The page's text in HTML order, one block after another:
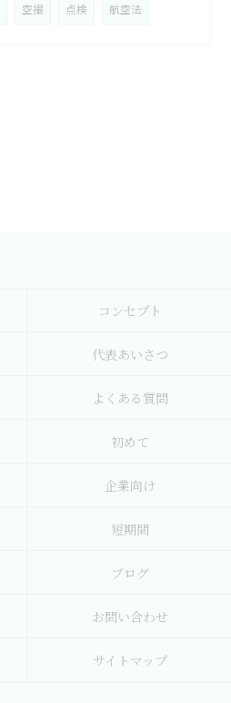
空撮 点検 航空法
コンセプト
代表あいさつ
よくある質問
初めて
企業向け
短期間
ブログ
お問い合わせ
サイトマップ